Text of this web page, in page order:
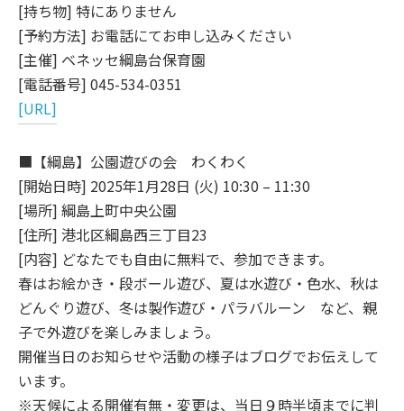
[持ち物] 特にありません
[予約方法] お電話にてお申し込みください
[主催] ベネッセ綱島台保育園
[電話番号] 045-534-0351
[URL]
■【綱島】公園遊びの会 わくわく
[開始日時] 2025年1月28日 (火) 10:30 – 11:30
[場所] 綱島上町中央公園
[住所] 港北区綱島西三丁目23
[内容] どなたでも自由に無料で、参加できます。
春はお絵かき・段ボール遊び、夏は水遊び・色水、秋は
どんぐり遊び、冬は製作遊び・パラバルーン など、親
子で外遊びを楽しみましょう。
開催当日のお知らせや活動の様子はブログでお伝えして
います。
※天候による開催有無・変更は、当日９時半頃までに判